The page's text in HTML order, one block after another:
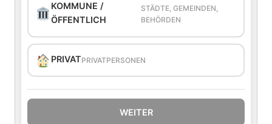
KOMMUNE /
ÖFFENTLICH
STÄDTE, GEMEINDEN,
BEHÖRDEN
PRIVATPRIVATPERSONEN
WEITER